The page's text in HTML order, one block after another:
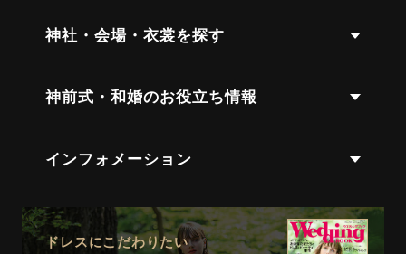
神社・会場・衣裳を探す
神前式・和婚のお役立ち情報
インフォメーション
ドレスにこだわりたい